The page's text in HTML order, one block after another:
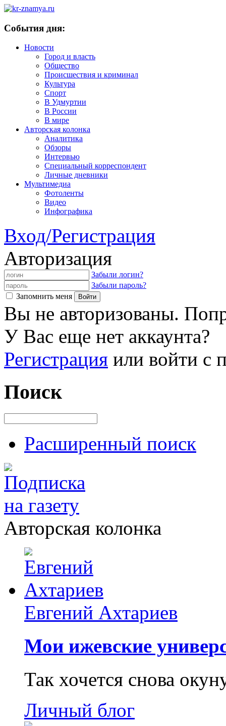
События дня:
Новости
Город и власть
Общество
Происшествия и криминал
Культура
Спорт
В Удмуртии
В России
В мире
Авторская колонка
Аналитика
Обзоры
Интервью
Специальный корреспондент
Личные дневники
Мультимедиа
Фотоленты
Видео
Инфографика
Вход/Регистрация
Авторизация
Забыли логин?
Забыли пароль?
Запомнить меня
Вы не авторизованы.
У Вас еще нет аккаунта?
Регистрация или войти с
Поиск
Расширенный поиск
Авторская колонка
Евгений Ахтариев
Мои ижевские
Так хочется снова
Личный блог